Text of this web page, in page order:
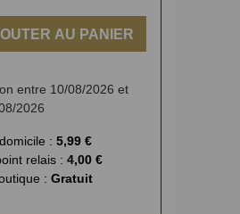
AU PANIER
entre 10/08/2026 et
2026
: 5,99 €
relais : 4,00 €
: Gratuit